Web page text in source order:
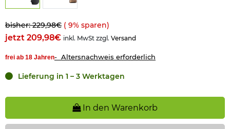
bisher: 229,98€ ( 9% sparen)
jetzt 209,98€ inkl. MwSt zzgl. Versand
frei ab 18 Jahren- Altersnachweis erforderlich
Lieferung in 1 – 3 Werktagen
In den Warenkorb